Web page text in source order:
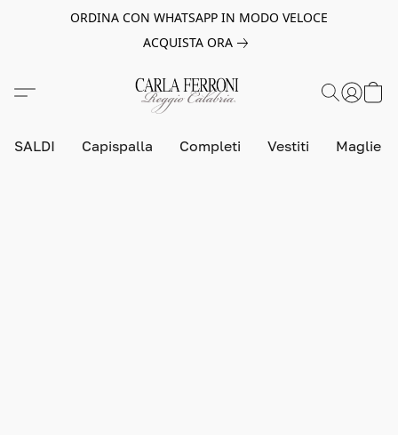
ORDINA CON WHATSAPP IN MODO VELOCE
ACQUISTA ORA
SALDI Capispalla Completi Vestiti Maglie e